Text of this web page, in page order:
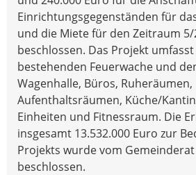
Einrichtungsgegenständen für
und die Miete für den Zeitraum 5/
beschlossen. Das Projekt
bestehenden Feuerwache und
Wagenhalle, Büros, Ruheräumen,
Aufenthaltsräumen, Küche/
Einheiten und Fitnessraum. Die
insgesamt 13.532.000 Euro zur
Projekts wurde vom
beschlossen.